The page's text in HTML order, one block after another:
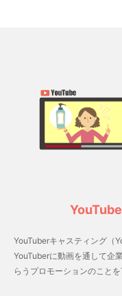
YouTuberキャスティング（
YouTuberに動画を通して企
らうプロモーションのことを